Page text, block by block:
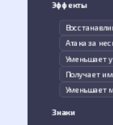
Эффекты
Атака за
Уменьшает
Получает
Уменьшает
Знаки